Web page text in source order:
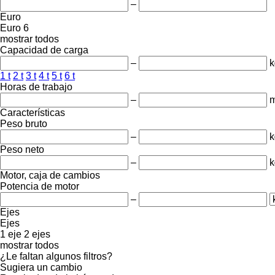
–
Euro
Euro 6
mostrar todos
Capacidad de carga
–
1 t 2 t 3 t 4 t 5 t 6 t
Horas de trabajo
–
Características
Peso bruto
–
Peso neto
–
Motor, caja de cambios
Potencia de motor
–
Ejes
Ejes
1 eje 2 ejes
mostrar todos
¿Le faltan algunos filtros?
Sugiera un cambio